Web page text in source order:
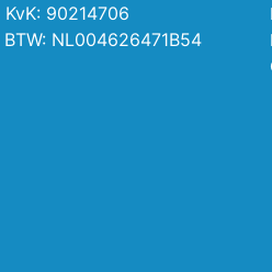
KvK: 90214706
BTW: NL004626471B54